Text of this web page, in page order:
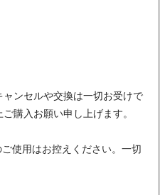
ンセルや交換は一切お受けで
購入お願い申し上げます。
使用はお控えください。一切